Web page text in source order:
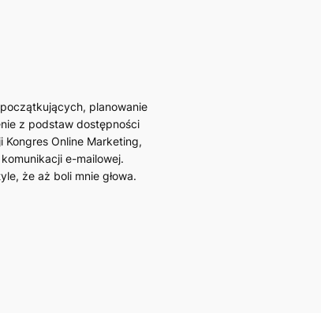
planowanie
z podstaw dostępności
Online Marketing,
e-mailowej.
że aż boli mnie głowa.